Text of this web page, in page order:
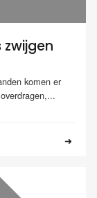
komen er